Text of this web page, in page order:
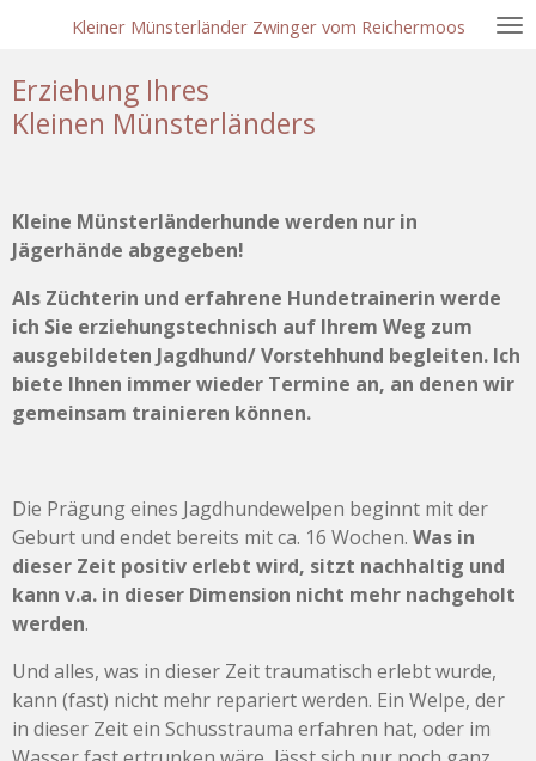
springen
Kleiner Münsterländer Zwinger vom Reichermoos
Erziehung Ihres
Kleinen Münsterländers
Kleine Münsterländerhunde werden nur in
Jägerhände abgegeben!
Als Züchterin und erfahrene Hundetrainerin werde
ich Sie erziehungstechnisch auf Ihrem Weg zum
ausgebildeten Jagdhund/ Vorstehhund begleiten. Ich
biete Ihnen immer wieder Termine an, an denen wir
gemeinsam trainieren können.
Die Prägung eines Jagdhundewelpen beginnt mit der
Geburt und endet bereits mit ca. 16 Wochen. Was in
dieser Zeit positiv erlebt wird, sitzt nachhaltig und
kann v.a. in dieser Dimension nicht mehr nachgeholt
werden.
Und alles, was in dieser Zeit traumatisch erlebt wurde,
kann (fast) nicht mehr repariert werden. Ein Welpe, der
in dieser Zeit ein Schusstrauma erfahren hat, oder im